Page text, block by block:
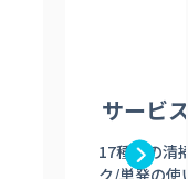
サービ
17種類の清
ク/単発の使